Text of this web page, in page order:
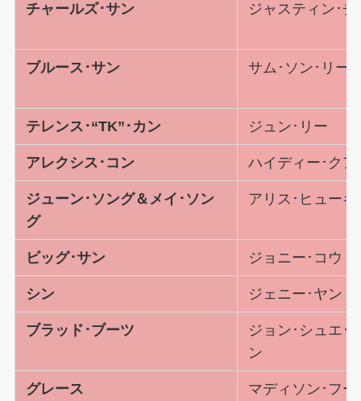
チャールズ･サン ジャスティン･チ
ブルース･サン サム･ソン･リー
テレンス･“TK”･カン ジュン･リー
アレクシス･コン ハイディー･クア
ジューン･ソング＆メイ･ソン
グ
アリス･ヒューキ
ビッグ･サン ジョニー･コウ
シン ジェニー･ヤン
ブラッド･ブーツ
ジョン･シュエ･
ン
グレース マディソン･フー